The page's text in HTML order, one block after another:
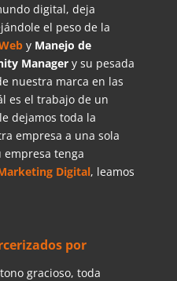
digital, deja
el peso de la
yManejo de
Managery su pesada
nuestra marca en las
es el trabajo de un
dejamos toda la
empresa a una sola
empresa tenga
Digital, leamos
por
gracioso, toda